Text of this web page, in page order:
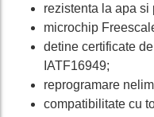
rezistenta la apa si
microchip
detine certificate
IATF16949;
reprogramare
compatibilitate cu